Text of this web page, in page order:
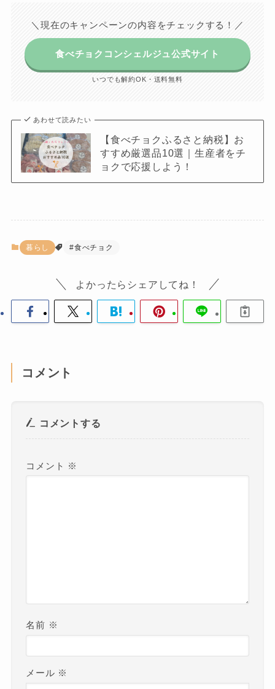
＼現在のキャンペーンの内容をチェックする！／
食べチョクコンシェルジュ公式サイト
いつでも解約OK・送料無料
あわせて読みたい
【食べチョクふるさと納税】お
すすめ厳選品10選｜生産者をチ
ョクで応援しよう！
暮らし #食べチョク
よかったらシェアしてね！
コメント
コメントする
コメント ※
名前 ※
メール ※